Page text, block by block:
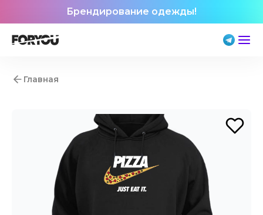
Брендирование одежды!
Главная